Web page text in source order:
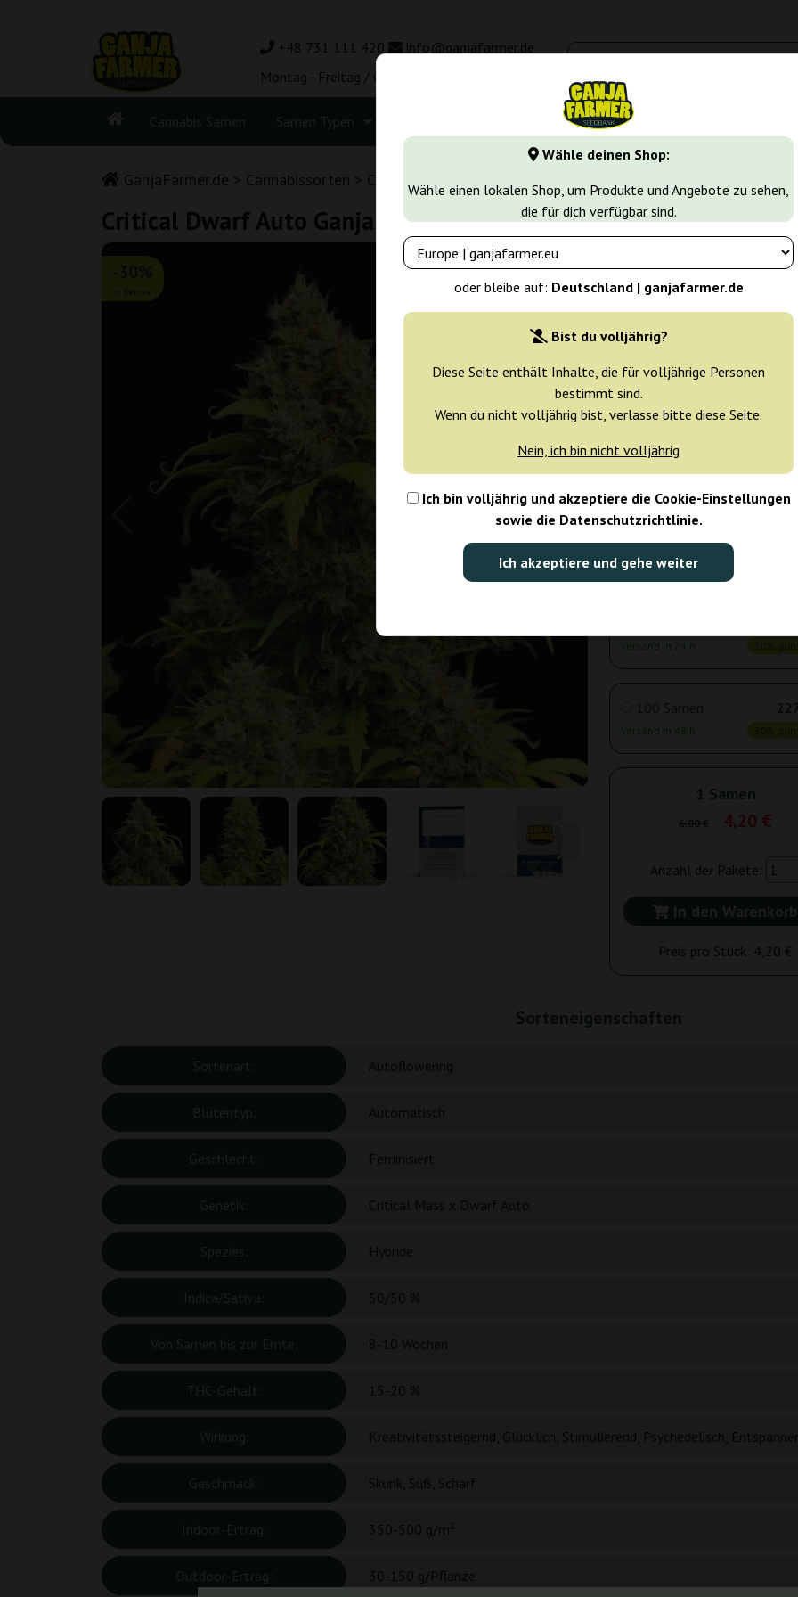
Wähle deinen Shop:
Wähle einen lokalen Shop, um Produkte und Angebote zu sehen,
die für dich verfügbar sind.
oder bleibe auf: Deutschland | ganjafarmer.de
Bist du volljährig?
Diese Seite enthält Inhalte, die für volljährige Personen
bestimmt sind.
Wenn du nicht volljährig bist, verlasse bitte diese Seite.
Nein, ich bin nicht volljährig
Ich bin volljährig und akzeptiere die Cookie-Einstellungen
sowie die Datenschutzrichtlinie.
Ich akzeptiere und gehe weiter
+48 731 111 420
info@ganjafarmer.de
Montag - Freitag / 08:00 - 16:00
Cannabis Samen Samen Typen Cannabis Sorten
GanjaFarmer.de Cannabissorten Critical
Critical Dwarf Auto Ganja Farmer
Ganja Farmer
1 Samen
Versand in 24 h
3 Samen
Versand in 24 h 30%
5 Samen
Versand in 24 h
Versand in 24 h
100 Samen
Versand in 48 h
1 Samen
6,00 € 4,20 €
Anzahl der Pakete:
In den Warenkorb
Preis pro Stück: 4,20 €
Sorteneigenschaften
Sortenart:
Blütentyp:
Geschlecht:
Genetik:
Spezies:
Indica/Sativa:
Von Samen bis zur Ernte:
THC-Gehalt:
Wirkung:
Geschmack:
Indoor-Ertrag:
Outdoor-Ertrag: